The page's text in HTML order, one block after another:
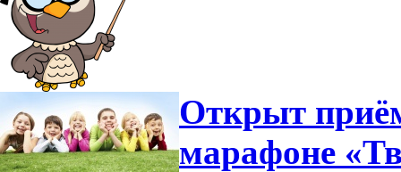
Открыт
марафоне